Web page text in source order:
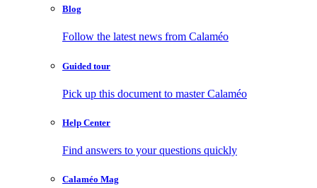
Blog
Follow the latest news from Calaméo
Guided tour
Pick up this document to master Calaméo
Help Center
Find answers to your questions quickly
Calaméo Mag